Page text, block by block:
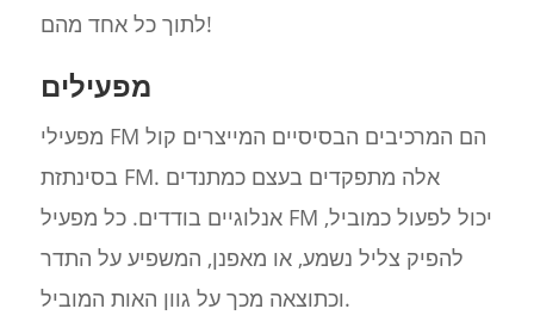
לתוך כל אחד מהם!
מפעילים
מפעילי FM הם המרכיבים הבסיסיים המייצרים קול
בסינתזת FM. אלה מתפקדים בעצם כמתנדים
אנלוגיים בודדים. כל מפעיל FM יכול לפעול כמוביל,
להפיק צליל נשמע, או מאפנן, המשפיע על התדר
וכתוצאה מכך על גוון האות המוביל.